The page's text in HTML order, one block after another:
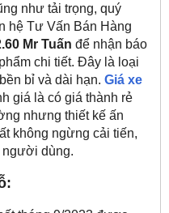
như tải trọng, quý
hệ Tư Vấn Bán Hàng
Mr Tuấn để nhận báo
chi tiết. Đây là loại
bỉ và dài hạn. Giá xe
giá là có giá thành rẻ
nhưng thiết kế ấn
không ngừng cải tiến,
người dùng.